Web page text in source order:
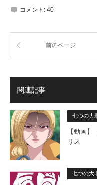
コメント: 40
前のページ
関連記事
七つの大
【動画
リス
七つの大